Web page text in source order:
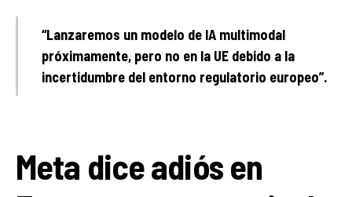
“Lanzaremos un modelo de IA multimodal
próximamente, pero no en la UE debido a la
incertidumbre del entorno regulatorio europeo”.
Meta dice adiós en